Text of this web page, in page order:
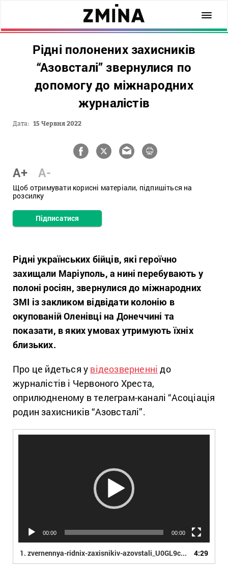
Рідні полонених захисників
“Азовсталі” звернулися по
допомогу до міжнародних
журналістів
Дата: 15 Червня 2022
A+ A-
Щоб отримувати корисні матеріали, підпишіться на
розсилку
Підписатися
Рідні українських бійців, які героїчно
захищали Маріуполь, а нині перебувають у
полоні росіян, звернулися до міжнародних
ЗМІ із закликом відвідати колонію в
окупованій Оленівці на Донеччині та
показати, в яких умовах утримують їхніх
близьких.
Про це йдеться у відеозверненні до
журналістів і Червоного Хреста,
оприлюдненому в телеграм-каналі “Асоціація
родин захисників “Азовсталі”.
00:00 00:00
1. zvernennya-ridnix-zaxisnikiv-azovstali_U0GL9coA 4:29